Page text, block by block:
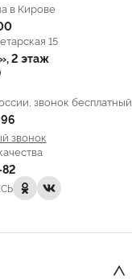
в Кирове
15
2 этаж
звонок бесплатный
звонок